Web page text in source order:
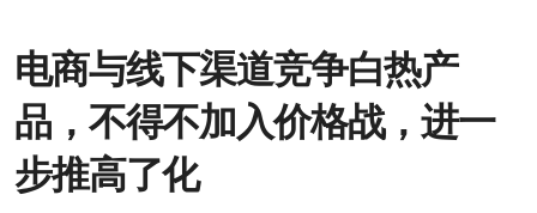
电商与线下渠道竞争白热产
品，不得不加入价格战，进一
步推高了化